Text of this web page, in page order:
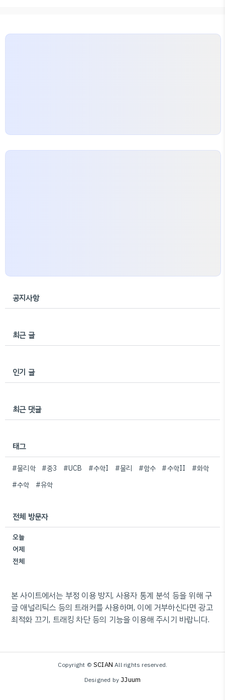
공지사항
최근 글
인기 글
최근 댓글
태그
#물리학 #중3 #UCB #수학I #물리 #함수 #수학II
#화학
#수학
#유학
전체 방문자
오늘
어제
전체
본 사이트에서는 부정 이용 방지, 사용자 통계 분석 등을 위해 구
글 애널리틱스 등의 트래커를 사용하며, 이에 거부하신다면 광고
최적화 끄기, 트래킹 차단 등의 기능을 이용해 주시기 바랍니다.
Copyright ©SCIAN All rights reserved.
Designed by JJuum